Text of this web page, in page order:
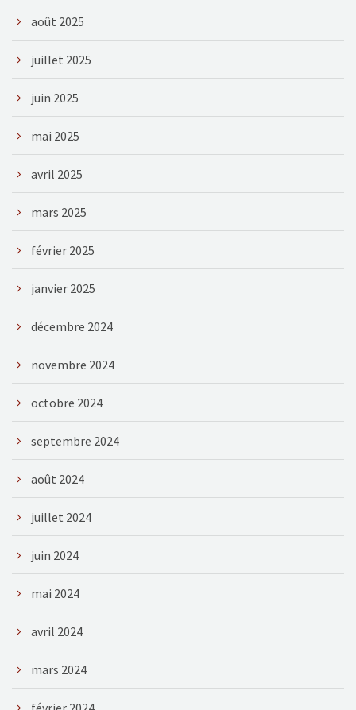
août 2025
juillet 2025
juin 2025
mai 2025
avril 2025
mars 2025
février 2025
janvier 2025
décembre 2024
novembre 2024
octobre 2024
septembre 2024
août 2024
juillet 2024
juin 2024
mai 2024
avril 2024
mars 2024